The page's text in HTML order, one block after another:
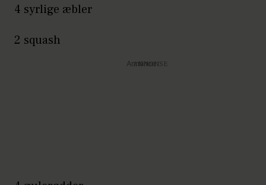
4 syrlige æbler
2 squash
Annonce